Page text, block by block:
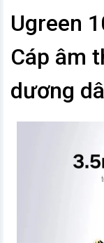
Ugreen
Cáp âm
dương